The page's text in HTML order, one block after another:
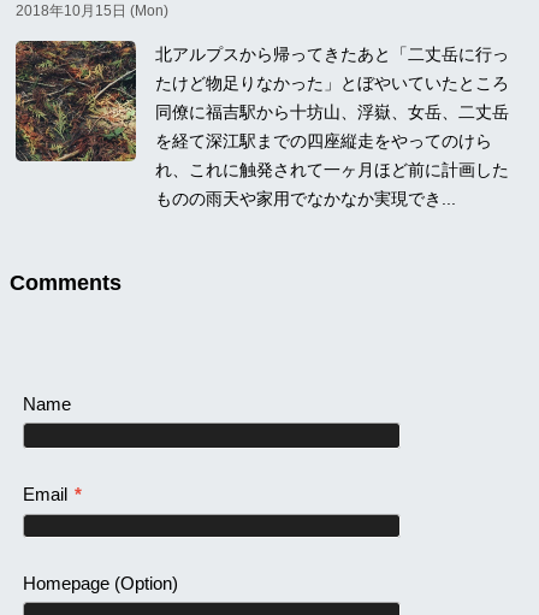
2018年10月15日 (Mon)
北アルプスから帰ってきたあと「二丈岳に行っ
たけど物足りなかった」とぼやいていたところ
同僚に福吉駅から十坊山、浮嶽、女岳、二丈岳
を経て深江駅までの四座縦走をやってのけら
れ、これに触発されて一ヶ月ほど前に計画した
ものの雨天や家用でなかなか実現でき...
Comments
Name
Email *
Homepage(Option)